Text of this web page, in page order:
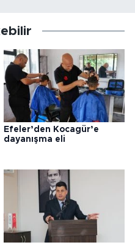
Efeler’den Kocagür’e
dayanışma eli